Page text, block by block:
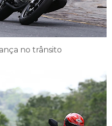
no trânsito